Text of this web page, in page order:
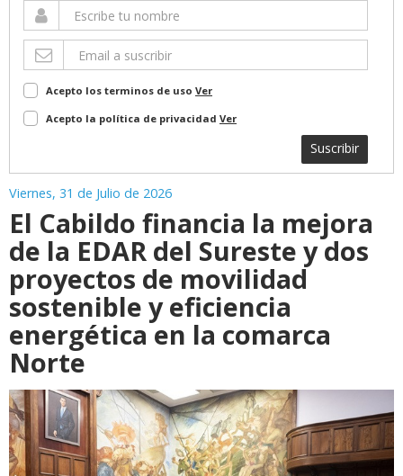
Acepto los terminos de uso Ver
Acepto la política de privacidad Ver
Suscribir
Viernes, 31 de Julio de 2026
El Cabildo financia la mejora
de la EDAR del Sureste y dos
proyectos de movilidad
sostenible y eficiencia
energética en la comarca
Norte